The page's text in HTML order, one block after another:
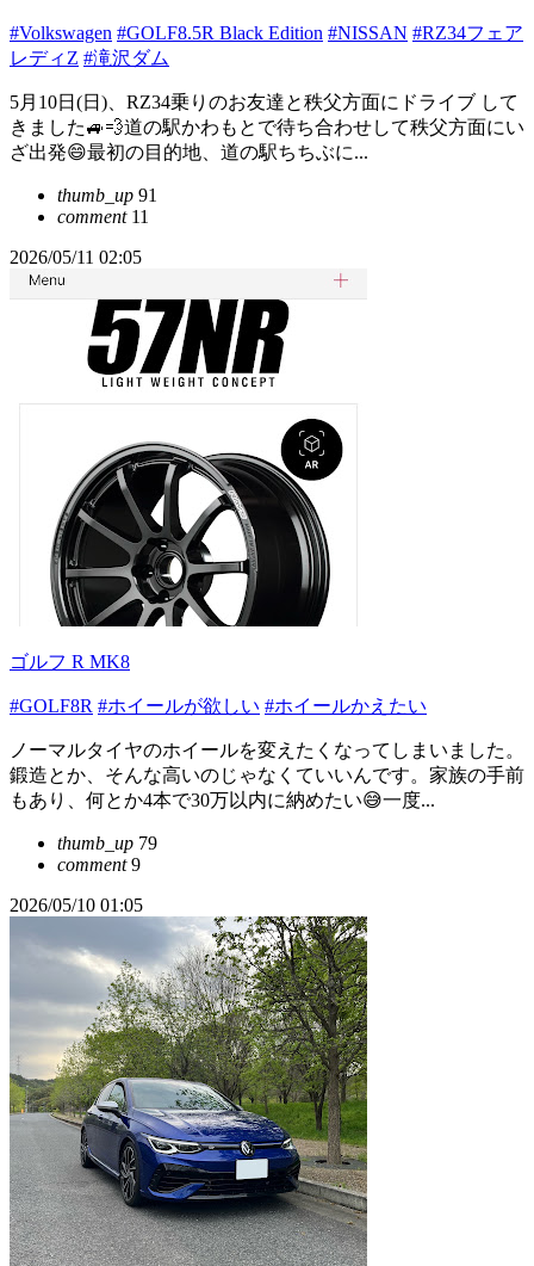
#Volkswagen #GOLF8.5R Black Edition #NISSAN #RZ34フェア
レディZ #滝沢ダム
5月10日(日)、RZ34乗りのお友達と秩父方面にドライブ して
きました🚙💨道の駅かわもとで待ち合わせして秩父方面にい
ざ出発😄最初の目的地、道の駅ちちぶに...
thumb_up 91
comment11
2026/05/11 02:05
ゴルフ R MK8
#GOLF8R #ホイールが欲しい #ホイールかえたい
ノーマルタイヤのホイールを変えたくなってしまいました。
鍛造とか、そんな高いのじゃなくていいんです。家族の手前
もあり、何とか4本で30万以内に納めたい😅一度...
thumb_up 79
comment9
2026/05/10 01:05